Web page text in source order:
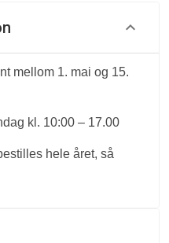
mellom 1. mai og 15.
kl. 10:00 – 17.00
hele året, så